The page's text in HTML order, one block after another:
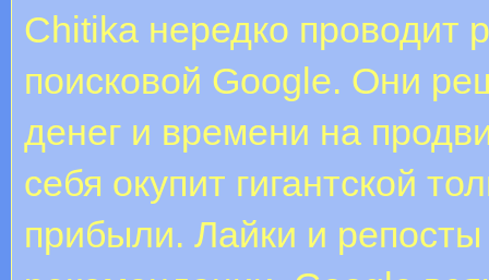
Chitika нередко проводит
поисковой Google. Они
денег и времени на
себя окупит гигантской
прибыли. Лайки и